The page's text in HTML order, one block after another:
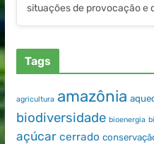
situações de provocação e
Tags
agricultura amazônia
biodiversidade bioenergia
açúcar cerrado